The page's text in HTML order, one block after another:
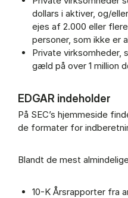
dollars i aktiver, og/
ejes af 2.000 eller
personer, som ikke er
Private virksomheder,
gæld på over 1 million
EDGAR indeholder
På SEC’s hjemmeside
de formater for
Blandt de mest
10-K Årsrapporter fra